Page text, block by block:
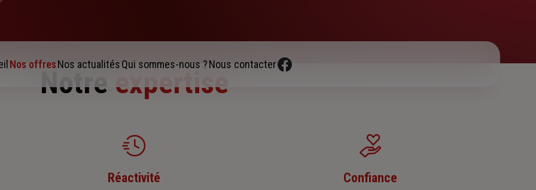
Nos offresNos actualitésQui sommes-nous ?Nous contacter
Notre expertise
Réactivité Confiance